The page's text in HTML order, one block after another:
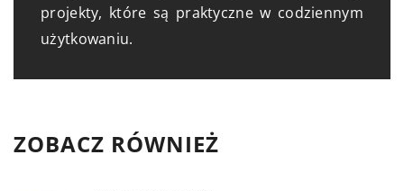
projekty, które są praktyczne w codziennym
użytkowaniu.
ZOBACZ RÓWNIEŻ